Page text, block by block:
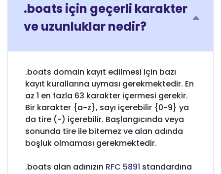
.boats için geçerli karakter
ve uzunluklar nedir?
.boats domain kayıt edilmesi için bazı
kayıt kurallarına uyması gerekmektedir. En
az 1 en fazla 63 karakter içermesi gerekir.
Bir karakter {a-z}, sayı içerebilir {0-9} ya
da tire (-) içerebilir. Başlangıcında veya
sonunda tire ile bitemez ve alan adında
boşluk olmaması gerekmektedir.
.boats alan adınızın RFC 5891 standardına